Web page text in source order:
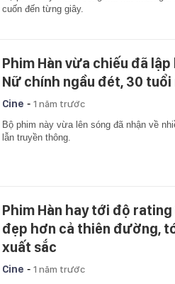
cuốn đến từng giây.
Phim Hàn vừa chiếu đã
Nữ chính ngầu đét, 30 tuổi
Cine - 1 năm trước
Bộ phim này vừa lên sóng đã nhận về
lẫn truyền thông.
Phim Hàn hay tới độ
đẹp hơn cả thiên đường,
xuất sắc
Cine - 1 năm trước